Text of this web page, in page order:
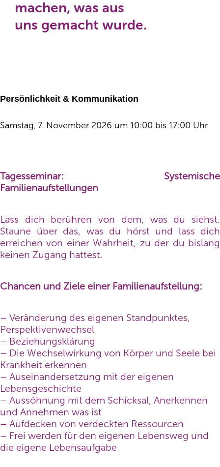
machen, was aus
uns gemacht wurde.
Persönlichkeit & Kommunikation
Samstag, 7. November 2026 um 10:00 bis 17:00 Uhr
Tagesseminar: Systemische
Familienaufstellungen
Lass dich berühren von dem, was du siehst.
Staune über das, was du hörst und lass dich
erreichen von einer Wahrheit, zu der du bislang
keinen Zugang hattest.
Chancen und Ziele einer Familienaufstellung:
– Veränderung des eigenen Standpunktes,
Perspektivenwechsel
– Beziehungsklärung
– Die Wechselwirkung von Körper und Seele bei
Krankheit erkennen
– Auseinandersetzung mit der eigenen
Lebensgeschichte
– Aussöhnung mit dem Schicksal, Anerkennen
und Annehmen was ist
– Aufdecken von verdeckten Ressourcen
– Frei werden für den eigenen Lebensweg und
die eigene Lebensaufgabe